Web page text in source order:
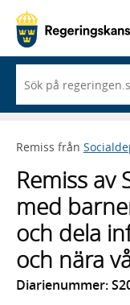
du
börjar
skriva
framträder
lista
med
sökförslag
Remiss från
Remiss av
med
och dela
och nära
Diarienummer: